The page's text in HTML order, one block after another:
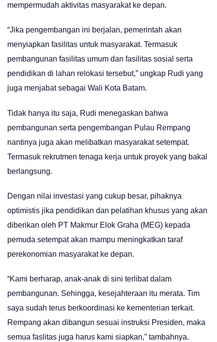
mempermudah aktivitas masyarakat ke depan.
“Jika pengembangan ini berjalan, pemerintah akan
menyiapkan fasilitas untuk masyarakat. Termasuk
pembangunan fasilitas umum dan fasilitas sosial serta
pendidikan di lahan relokasi tersebut,” ungkap Rudi yang
juga menjabat sebagai Wali Kota Batam.
Tidak hanya itu saja, Rudi menegaskan bahwa
pembangunan serta pengembangan Pulau Rempang
nantinya juga akan melibatkan masyarakat setempat.
Termasuk rekrutmen tenaga kerja untuk proyek yang bakal
berlangsung.
Dengan nilai investasi yang cukup besar, pihaknya
optimistis jika pendidikan dan pelatihan khusus yang akan
diberikan oleh PT Makmur Elok Graha (MEG) kepada
pemuda setempat akan mampu meningkatkan taraf
perekonomian masyarakat ke depan.
“Kami berharap, anak-anak di sini terlibat dalam
pembangunan. Sehingga, kesejahteraan itu merata. Tim
saya sudah terus berkoordinasi ke kementerian terkait.
Rempang akan dibangun sesuai instruksi Presiden, maka
semua faslitas juga harus kami siapkan,” tambahnya.